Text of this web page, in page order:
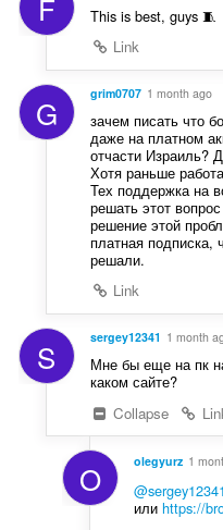
F
This is best, guys 🧵
Link
G grim0707 1 month ago
зачем писать что
даже на платном
отчасти Израиль?
Хотя раньше
Тех поддержка на
решать этот
решение этой
платная подписка,
решали.
Link
S sergey12341 1 month
Мне бы еще на пк
каком сайте?
Collapse
O olegyurz 1
@sergey12341
или https://